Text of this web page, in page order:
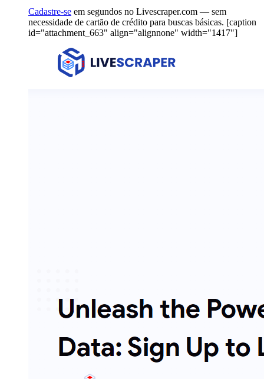
Cadastre-se em segundos no Livescraper.com — sem
necessidade de cartão de crédito para buscas básicas. [caption
id="attachment_663" align="alignnone" width="1417"]